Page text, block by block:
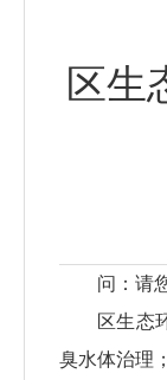
区生
问：请
区生态
臭水体治理